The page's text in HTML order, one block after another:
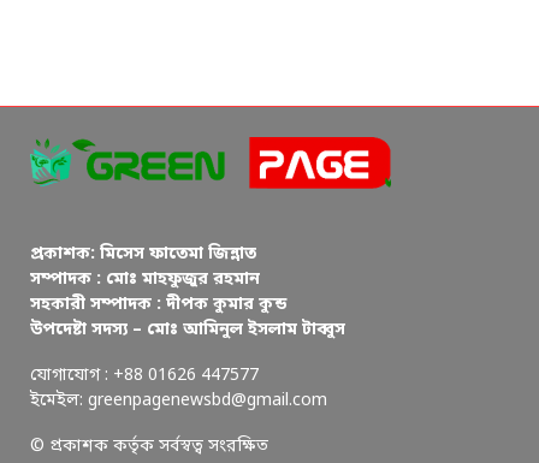
প্রকাশক: মিসেস ফাতেমা জিন্নাত
সম্পাদক : মোঃ মাহফুজুর রহমান
সহকারী সম্পাদক : দীপক কুমার কুন্ড
উপদেষ্টা সদস্য – মোঃ আমিনুল ইসলাম টাব্বুস
যোগাযোগ : +88 01626 447577
ইমেইল: greenpagenewsbd@gmail.com
© প্রকাশক কর্তৃক সর্বস্বত্ব সংরক্ষিত